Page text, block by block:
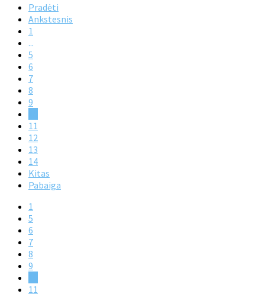
Pradėti
Ankstesnis
1
...
5
6
7
8
9
11
12
13
14
Kitas
Pabaiga
1
5
6
7
8
9
11